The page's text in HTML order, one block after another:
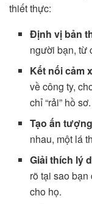
thiết thực:
Định vị bản
người bạn, từ
Kết nối cảm
về công ty,
chỉ “rải” hồ sơ.
Tạo ấn
nhau, một lá
Giải thích lý
rõ tại sao
cho họ.